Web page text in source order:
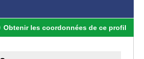
Obtenir les coordonnées de ce profil